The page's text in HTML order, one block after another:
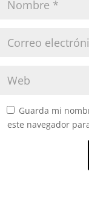
Guarda mi
este navegador